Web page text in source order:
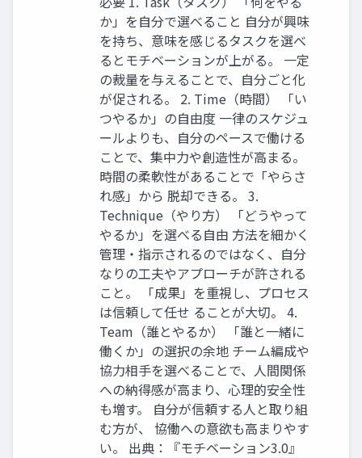
か」を自分で選べること 自分が興味
を持ち、意味を感じるタスクを選べ
るとモチベーションが上がる。 一定
の裁量を与えることで、自分ごと化
が促される。 2. Time（時間） 「い
つやるか」の自由度 一律のスケジュ
ールよりも、自分のペースで働ける
ことで、集中力や創造性が高まる。
時間の柔軟性があることで「やらさ
れ感」から 脱却できる。 3.
Technique（やり方） 「どうやって
やるか」を選べる自由 方法を細かく
管理・指示されるのではなく、自分
なりの工夫やアプローチが許される
こと。 「成果」を重視し、プロセス
は信頼して任せ ることが大切。 4.
Team（誰とやるか） 「誰と一緒に
働くか」の選択の余地 チーム編成や
協力相手を選べることで、人間関係
への納得感が高まり、心理的安全性
も増す。 自分が信頼する人と取り組
む方が、 協働への意欲も高まりやす
い。 出典：『モチベーション3.0』